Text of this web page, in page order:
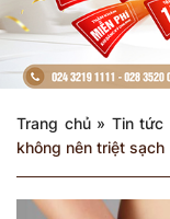
Trang chủ» Tin tức
không nên triệt sạch